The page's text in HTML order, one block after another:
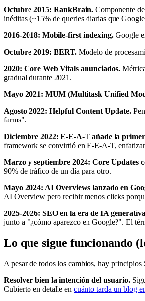
Octubre 2015: RankBrain. Componente
inéditas (~15% de queries diarias que
2016-2018: Mobile-first indexing. Google
Octubre 2019: BERT. Modelo de
2020: Core Web Vitals anunciados.
gradual durante 2021.
Mayo 2021: MUM (Multitask Unified
Agosto 2022: Helpful Content Update.
farms".
Diciembre 2022: E-E-A-T añade la
framework se convirtió en E-E-A-T,
Marzo y septiembre 2024: Core Updates
90% de tráfico de un día para otro.
Mayo 2024: AI Overviews lanzado en
AI Overview pero recibir menos clicks
2025-2026: SEO en la era de IA
junto a "¿cómo aparezco en Google?". El
Lo que sigue funcionando
A pesar de todos los cambios, hay
Resolver bien la intención del usuario.
Cubierto en detalle en cuánto tarda un blog